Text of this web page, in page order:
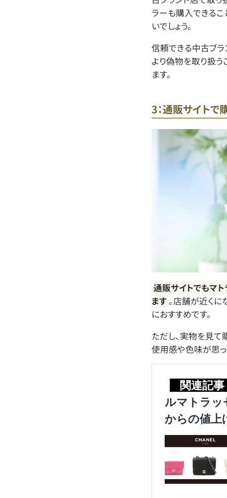
ラーも購入できる
いでしょう。
信頼できる中古ブラ
より偽物を取り扱う
ます。
3：通販サイトで
通販サイトでもマ
ます。店舗が近く
におすすめです。
ただし、実物を見
使用感や色味が思っ